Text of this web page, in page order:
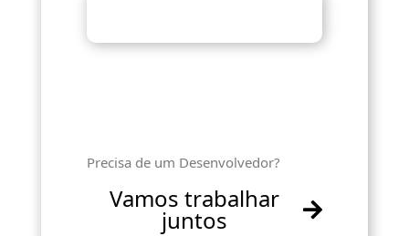
Precisa de um Desenvolvedor?
Vamos trabalhar
juntos